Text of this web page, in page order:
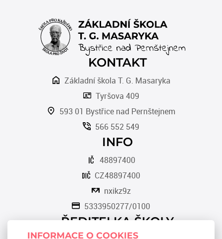
KONTAKT
Základní škola T. G. Masaryka
Tyršova 409
593 01 Bystřice nad Pernštejnem
566 552 549
INFO
48897400
CZ48897400
nxikz9z
5333950277/0100
ŘEDITELKA ŠKOLY
INFORMACE O COOKIES